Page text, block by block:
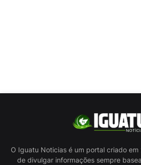
O Iguatu Noticias é um portal criado
de divulgar informações sempre